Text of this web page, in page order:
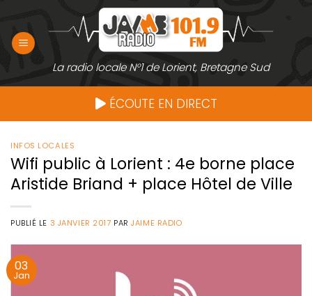
contenu
La radio locale N°1 de Lorient, Bretagne Sud
ÉCOUTE EN DIRECT
INFOS LOCALES
Wifi public à Lorient : 4e borne place
Aristide Briand + place Hôtel de Ville
PUBLIÉ LE 3 JANVIER 2017 PARJAIME RADIO
03
Jan